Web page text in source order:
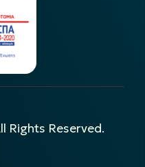
Rights Reserved.